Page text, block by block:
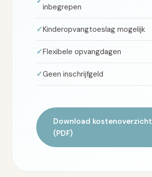
inbegrepen
Kinderopvangtoeslag mogelijk
Flexibele opvangdagen
Geen inschrijfgeld
Download kostenoverzicht
(PDF)